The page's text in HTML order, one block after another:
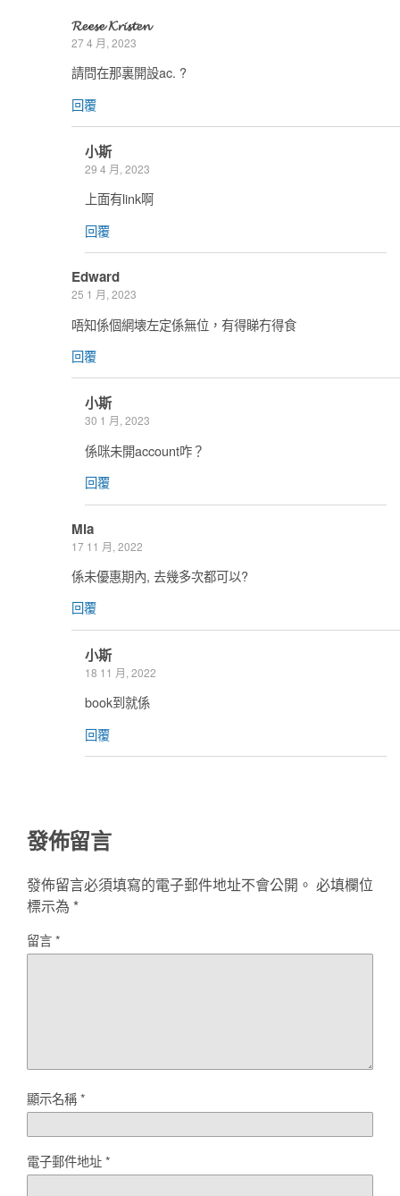
𝓡𝓮𝓮𝓼𝓮 𝓚𝓻𝓲𝓼𝓽𝓮𝓷
27 4 月, 2023
請問在那裏開設ac. ?
回覆
小斯
29 4 月, 2023
上面有link啊
回覆
Edward
25 1 月, 2023
唔知係個網壊左定係無位，有得睇冇得食
回覆
小斯
30 1 月, 2023
係咪未開account咋？
回覆
Mia
17 11 月, 2022
係未優惠期內, 去幾多次都可以?
回覆
小斯
18 11 月, 2022
book到就係
回覆
發佈留言
發佈留言必須填寫的電子郵件地址不會公開。 必填欄位
標示為 *
留言*
顯示名稱*
電子郵件地址*